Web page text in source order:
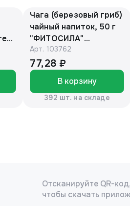
Чага (березовый гриб)
чайный напиток, 50 г
"ФИТОСИЛА"
(коробочка)
Арт. 103762
77,28 ₽
В корзину
392 шт. на складе
Отсканируйте QR-код,
чтобы скачать